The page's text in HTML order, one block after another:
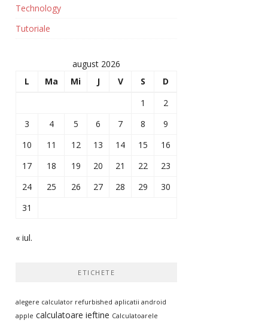
Technology
Tutoriale
august 2026
L
Ma Mi J V S
D
1
2
3
4 5 6 7 8
9
10
11 12 13 14 15
16
17
18 19 20 21 22
23
24
25 26 27 28 29
30
31
« iul.
ETICHETE
alegere calculator refurbished aplicatii android
apple calculatoare ieftine Calculatoarele